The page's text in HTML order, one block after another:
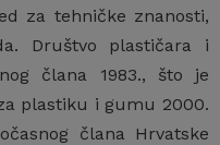
za tehničke znanosti,
Društvo plastičara i
člana 1983., što je
plastiku i gumu 2000.
člana Hrvatske